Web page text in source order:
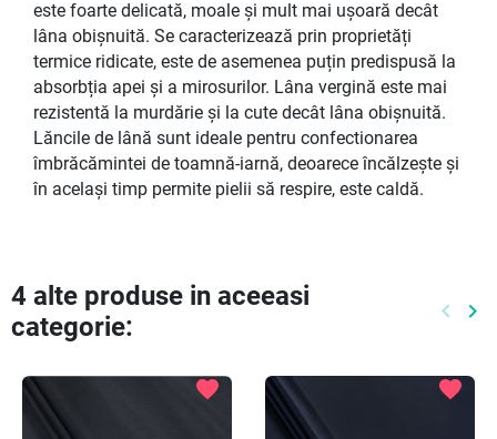
este foarte delicată, moale și mult mai ușoară decât
lâna obișnuită. Se caracterizează prin proprietăți
termice ridicate, este de asemenea puțin predispusă la
absorbția apei și a mirosurilor. Lâna vergină este mai
rezistentă la murdărie și la cute decât lâna obișnuită.
Lăncile de lână sunt ideale pentru confectionarea
îmbrăcămintei de toamnă-iarnă, deoarece încălzește și
în același timp permite pielii să respire, este caldă.
4 alte produse in aceeasi
categorie:
keyboard_arrow_left keyboard_arrow_right
favorite favorite